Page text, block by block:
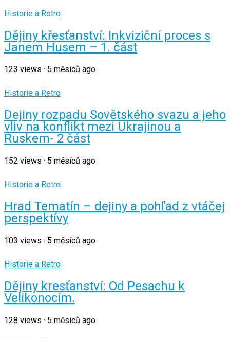
Historie a Retro
Dějiny křesťanství: Inkviziční proces s
Janem Husem – 1. část
123 views · 5 měsíců ago
Historie a Retro
Dejiny rozpadu Sovětského svazu a jeho
vliv na konflikt mezi Ukrajinou a
Ruskem- 2 část
152 views · 5 měsíců ago
Historie a Retro
Hrad Tematín – dejiny a pohľad z vtáčej
perspektívy
103 views · 5 měsíců ago
Historie a Retro
Dějiny kresťanství: Od Pesachu k
Velikonocím.
128 views · 5 měsíců ago